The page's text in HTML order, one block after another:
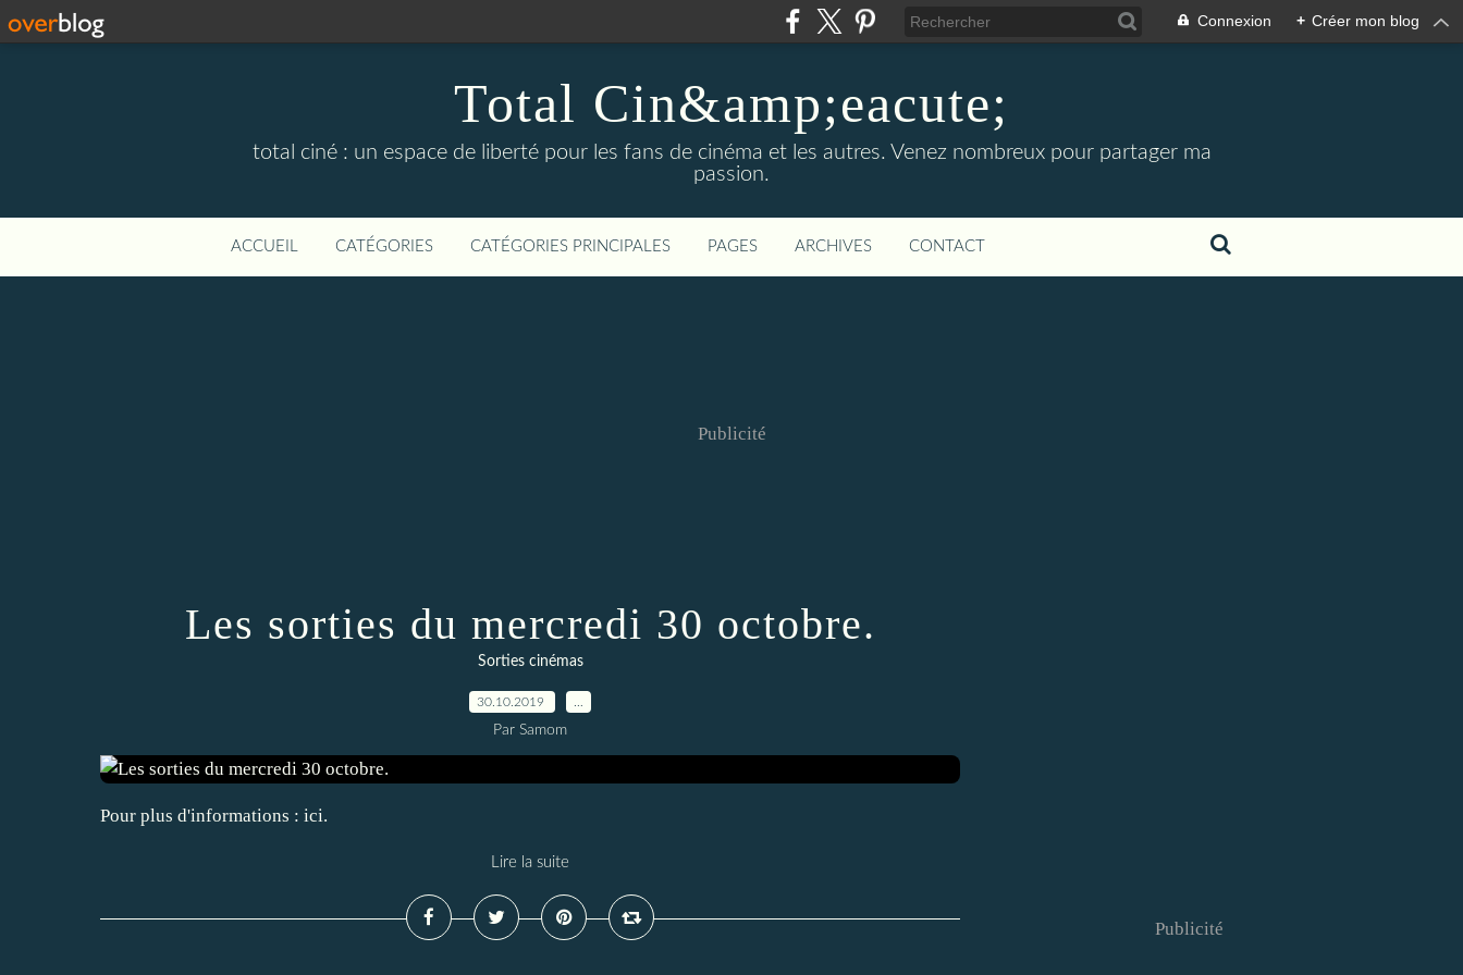
Connexion + Créer mon blog
Total Cin&amp;eacute;
total ciné : un espace de liberté pour les fans de cinéma et les autres. Venez nombreux pour partager ma
passion.
ACCUEIL CATÉGORIES CATÉGORIES PRINCIPALES PAGES ARCHIVES CONTACT
Publicité
Les sorties du mercredi 30 octobre.
Sorties cinémas
30.10.2019
Par Samom
Pour plus d'informations : ici.
Lire la suite
Publicité